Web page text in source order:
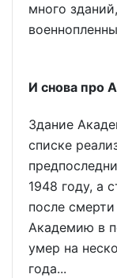
много
И снова про
Здание
списке
1948 году, а
после
Академию в
умер на
года...